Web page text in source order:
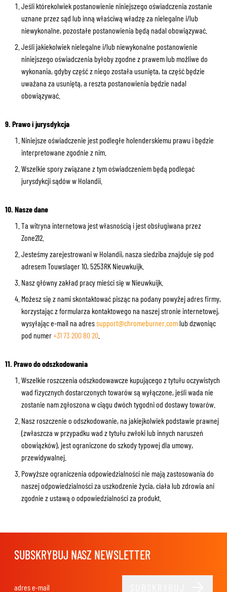
Jeśli którekolwiek postanowienie niniejszego oświadczenia zostanie
uznane przez sąd lub inną właściwą władzę za nielegalne i/lub
niewykonalne, pozostałe postanowienia będą nadal obowiązywać.
Jeśli jakiekolwiek nielegalne i/lub niewykonalne postanowienie
niniejszego oświadczenia byłoby zgodne z prawem lub możliwe do
wykonania, gdyby część z niego została usunięta, ta część będzie
uważana za usuniętą, a reszta postanowienia będzie nadal
obowiązywać.
9. Prawo i jurysdykcja
Niniejsze oświadczenie jest podległe holenderskiemu prawu i będzie
interpretowane zgodnie z nim.
Wszelkie spory związane z tym oświadczeniem będą podlegać
jurysdykcji sądów w Holandii.
10. Nasze dane
Ta witryna internetowa jest własnością i jest obsługiwana przez
Zone212.
Jesteśmy zarejestrowani w Holandii, nasza siedziba znajduje się pod
adresem Touwslager 10, 5253RK Nieuwkuijk.
Nasz główny zakład pracy mieści się w Nieuwkuijk.
Możesz się z nami skontaktować pisząc na podany powyżej adres firmy,
korzystając z formularza kontaktowego na naszej stronie internetowej,
wysyłając e-mail na adressupport@chromeburner.comlub dzwoniąc
pod numer+31 73 200 80 20
11. Prawo do odszkodowania
Wszelkie roszczenia odszkodowawcze kupującego z tytułu oczywistych
wad fizycznych dostarczonych towarów są wyłączone, jeśli wada nie
zostanie nam zgłoszona w ciągu dwóch tygodni od dostawy towarów.
Nasz roszczenie o odszkodowanie, na jakiejkolwiek podstawie prawnej
(zwłaszcza w przypadku wad z tytułu zwłoki lub innych naruszeń
obowiązków), jest ograniczone do szkody typowej dla umowy,
przewidywalnej.
Powyższe ograniczenia odpowiedzialności nie mają zastosowania do
naszej odpowiedzialności za uszkodzenie życia, ciała lub zdrowia ani
zgodnie z ustawą o odpowiedzialności za produkt.
SUBSKRYBUJ NASZ NEWSLETTER